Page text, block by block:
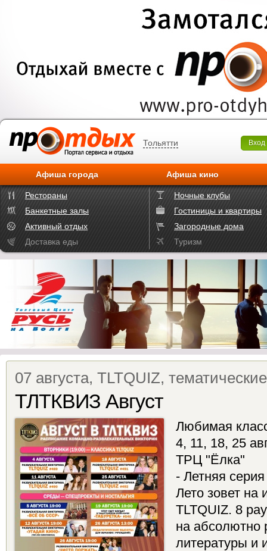
Тольятти Вход
Афиша города Афиша кино
Рестораны
Ночные клубы
Банкетные залы
Гостиницы и квартиры
Активный отдых
Загородные дома
Доставка еды
Туризм
07 августа, TLTQUIZ,
ТЛТКВИЗ Август
Любимая
4, 11, 18, 25
ТРЦ "Ёлка"
- Летняя
Лето зовет на
TLTQUIZ. 8
на абсолютно
литературы и